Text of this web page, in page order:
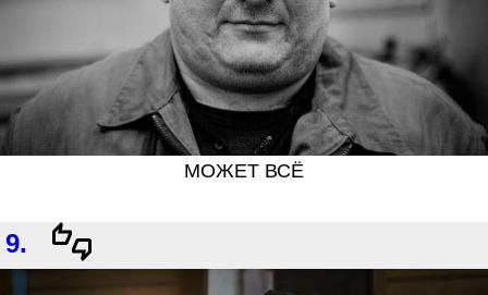
МОЖЕТ ВСЁ
9.